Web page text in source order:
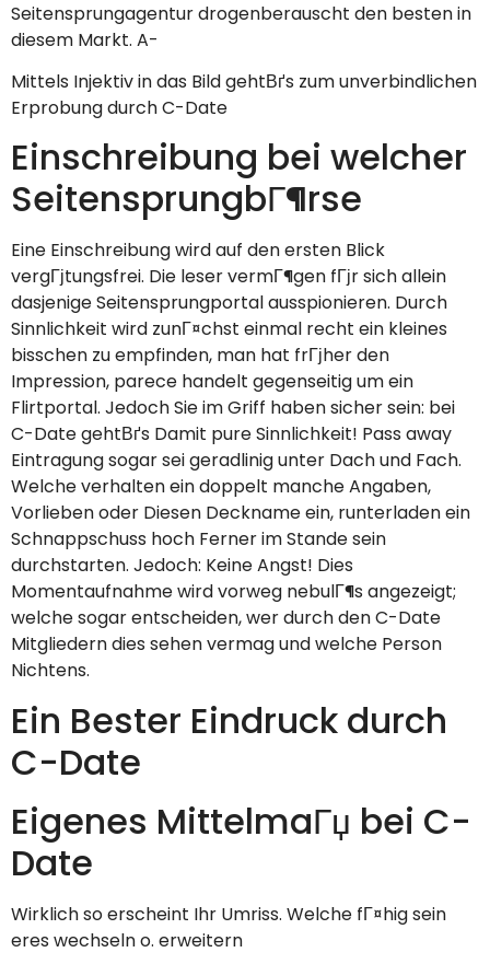
Seitensprungagentur drogenberauscht den besten in
diesem Markt. A-
Mittels Injektiv in das Bild gehtВґs zum unverbindlichen
Erprobung durch C-Date
Einschreibung bei welcher
SeitensprungbГ¶rse
Eine Einschreibung wird auf den ersten Blick
vergГјtungsfrei. Die leser vermГ¶gen fГјr sich allein
dasjenige Seitensprungportal ausspionieren. Durch
Sinnlichkeit wird zunГ¤chst einmal recht ein kleines
bisschen zu empfinden, man hat frГјher den
Impression, parece handelt gegenseitig um ein
Flirtportal. Jedoch Sie im Griff haben sicher sein: bei
C-Date gehtВґs Damit pure Sinnlichkeit! Pass away
Eintragung sogar sei geradlinig unter Dach und Fach.
Welche verhalten ein doppelt manche Angaben,
Vorlieben oder Diesen Deckname ein, runterladen ein
Schnappschuss hoch Ferner im Stande sein
durchstarten. Jedoch: Keine Angst! Dies
Momentaufnahme wird vorweg nebulГ¶s angezeigt;
welche sogar entscheiden, wer durch den C-Date
Mitgliedern dies sehen vermag und welche Person
Nichtens.
Ein Bester Eindruck durch
C-Date
Eigenes MittelmaГџ bei C-
Date
Wirklich so erscheint Ihr Umriss. Welche fГ¤hig sein
eres wechseln o. erweitern